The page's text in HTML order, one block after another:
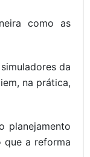
como as
da
na prática,
planejamento
que a reforma